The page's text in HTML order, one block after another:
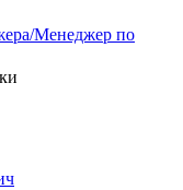
Менеджер по